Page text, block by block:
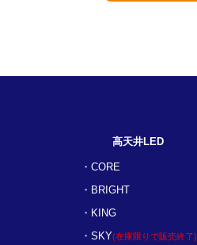
高天井LED
CORE
BRIGHT
KING
SKY(在庫限りで販売終了)